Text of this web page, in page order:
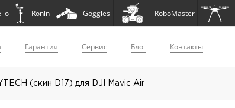
Ronin Goggles RoboMaster
Гарантия Сервис Блог Контакты
(скин D17) для DJI Mavic Air